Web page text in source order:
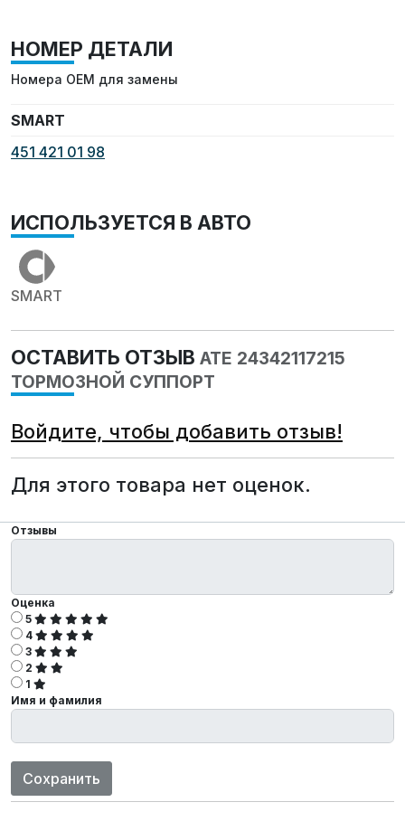
НОМЕР ДЕТАЛИ
Номера OEM для замены
SMART
451 421 01 98
ИСПОЛЬЗУЕТСЯ В АВТО
SMART
ОСТАВИТЬ ОТЗЫВ ATE 24342117215
ТОРМОЗНОЙ СУППОРТ
Войдите, чтобы добавить отзыв!
Для этого товара нет оценок.
Отзывы
Оценка
5
4
3
2
1
Имя и фамилия
Сохранить